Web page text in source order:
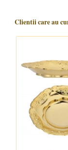
Clientii care au